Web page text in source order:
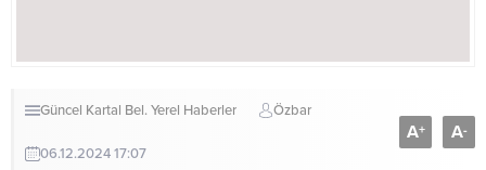
Güncel Kartal Bel. Yerel Haberler Özbar
06.12.2024 17:07
A+ A-